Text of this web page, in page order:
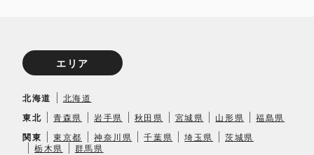
エリア
北海道 北海道
東北 青森県 岩手県 秋田県 宮城県 山形県 福島県
関東 東京都 神奈川県 千葉県 埼玉県
茨城県
栃木県
群馬県